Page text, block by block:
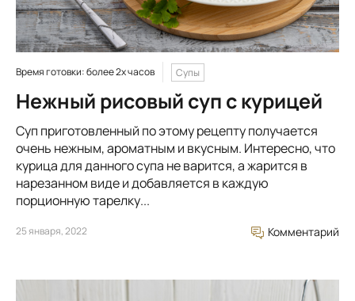
Время готовки: более 2х часов Супы
Нежный рисовый суп с курицей
Суп приготовленный по этому рецепту получается
очень нежным, ароматным и вкусным. Интересно, что
курица для данного супа не варится, а жарится в
нарезанном виде и добавляется в каждую
порционную тарелку...
25 января, 2022 Комментарий